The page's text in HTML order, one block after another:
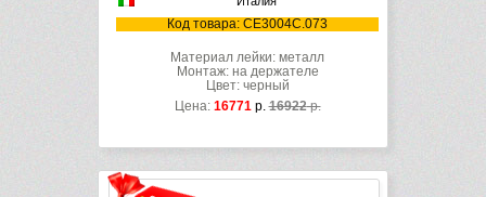
Код товара: CE3004C.073
Материал лейки: металл
Монтаж: на держателе
Цвет: черный
Цена: 16771р.16922р.